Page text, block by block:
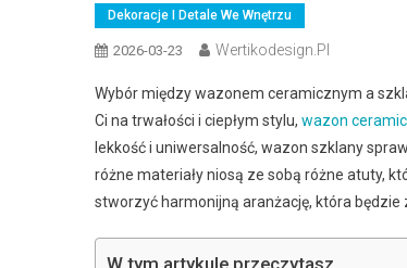
Dekoracje I Detale We Wnętrzu
2026-03-23 Wertikodesign.pl
Wybór między wazonem ceramicznym a
Ci na trwałości i ciepłym stylu, wazon
lekkość i uniwersalność, wazon szklany
różne materiały niosą ze sobą różne atuty,
stworzyć harmonijną aranżację, która